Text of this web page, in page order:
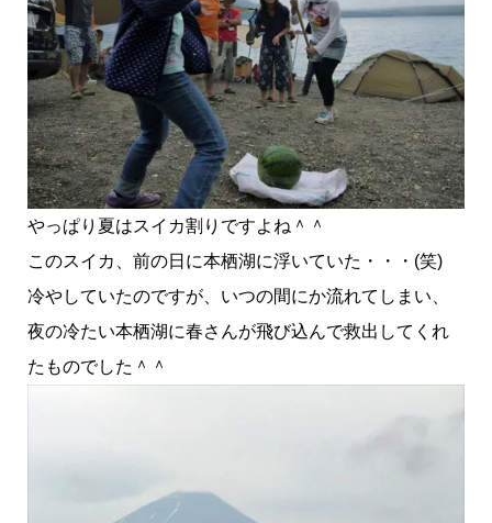
やっぱり夏はスイカ割りですよね＾＾
このスイカ、前の日に本栖湖に浮いていた・・・(笑)
冷やしていたのですが、いつの間にか流れてしまい、
夜の冷たい本栖湖に春さんが飛び込んで救出してくれ
たものでした＾＾